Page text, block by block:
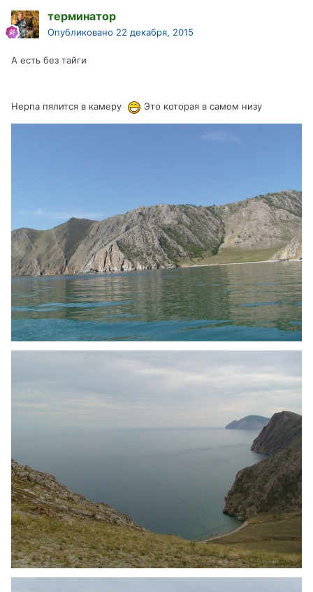
терминатор
Опубликовано 22 декабря, 2015
А есть без тайги
Нерпа пялится в камеру Это которая в самом низу